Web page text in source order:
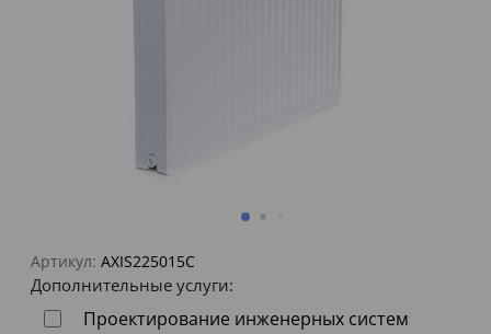
Артикул: AXIS225015C
Дополнительные услуги:
Проектирование инженерных систем